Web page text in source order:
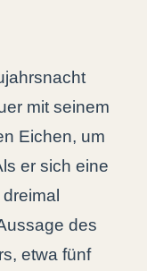
mit seinem
Eichen, um
er sich eine
des
etwa fünf